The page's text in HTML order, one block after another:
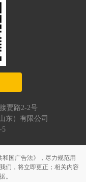
贾路2-2号
东）有限公司
5
和国广告法》，尽力规范用
们，将立即更正；相关内容
。